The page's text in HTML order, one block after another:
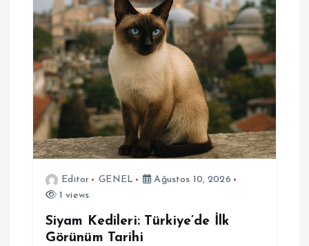
n
m
e
s
Editor GENEL
Ağustos 10, 2026
1 views
Siyam Kedileri: Türkiye’de İlk
Görünüm Tarihi